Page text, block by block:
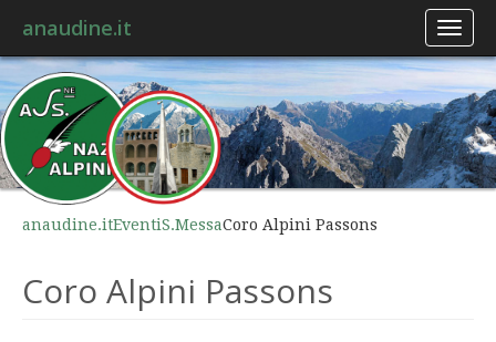
anaudine.it
anaudine.itEventiS.MessaCoro Alpini Passons
Coro Alpini Passons